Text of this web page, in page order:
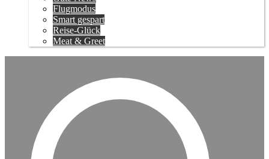
Flugmodus
Smart gespart
Reise-Glück
Meat & Greet